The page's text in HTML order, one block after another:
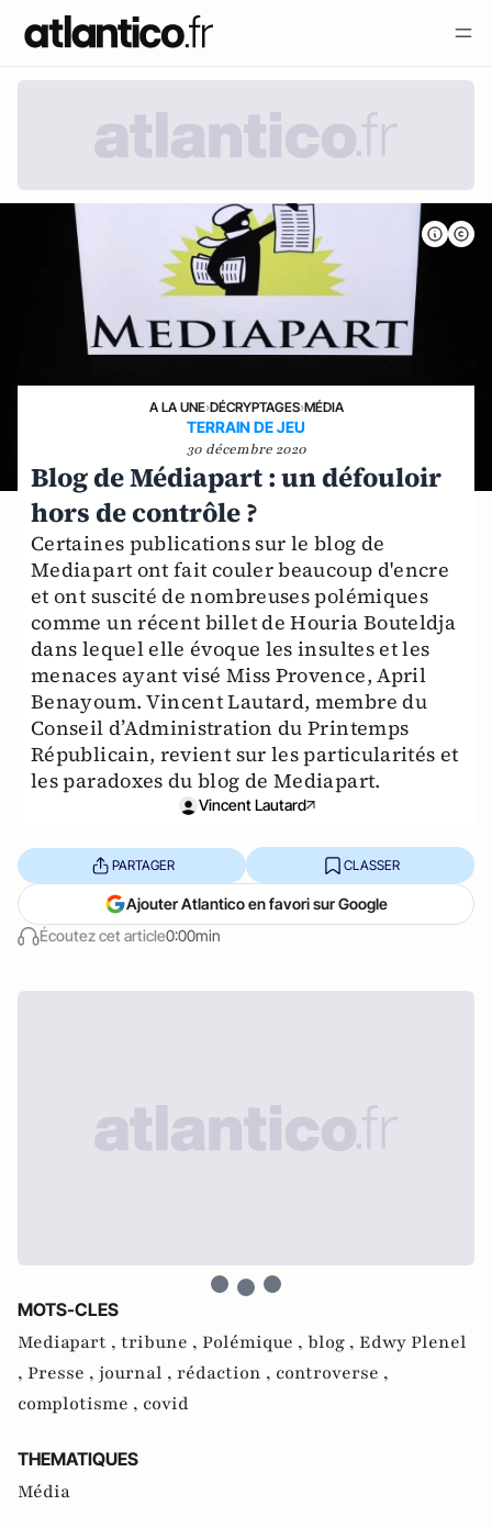
A LA UNE›DÉCRYPTAGES›MÉDIA
TERRAIN DE JEU
30 décembre 2020
Blog de Médiapart : un défouloir
hors de contrôle ?
Certaines publications sur le blog de
Mediapart ont fait couler beaucoup d'encre
et ont suscité de nombreuses polémiques
comme un récent billet de Houria Bouteldja
dans lequel elle évoque les insultes et les
menaces ayant visé Miss Provence, April
Benayoum. Vincent Lautard, membre du
Conseil d’Administration du Printemps
Républicain, revient sur les particularités et
les paradoxes du blog de Mediapart.
Vincent Lautard
Écoutez cet article0:00min
PARTAGER CLASSER
Ajouter Atlantico en favori sur Google
MOTS-CLES
Mediapart , tribune , Polémique , blog , Edwy Plenel
, Presse , journal , rédaction , controverse ,
complotisme , covid
THEMATIQUES
Média